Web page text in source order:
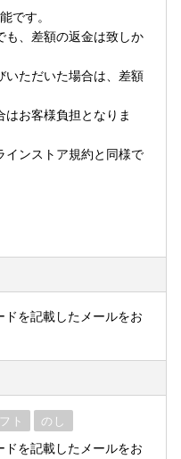
です。
も、差額の返金は致しか
いただいた場合は、差額
お客様負担となりま
インストア規約と同様で
を記載したメールをお
ト のし
を記載したメールをお